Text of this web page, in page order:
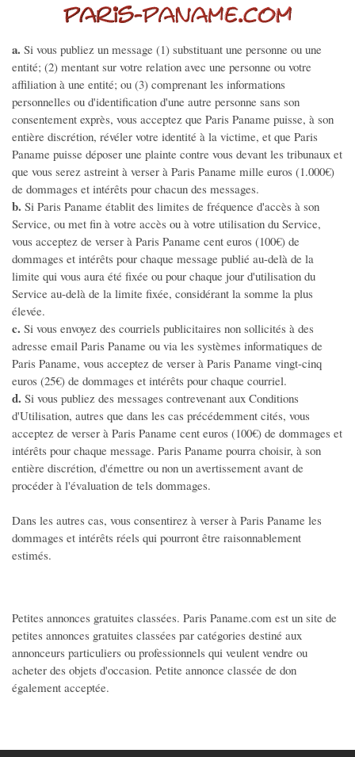
a. Si vous publiez un message (1) substituant une personne ou une
entité; (2) mentant sur votre relation avec une personne ou votre
affiliation à une entité; ou (3) comprenant les informations
personnelles ou d'identification d'une autre personne sans son
consentement exprès, vous acceptez que Paris Paname puisse, à son
entière discrétion, révéler votre identité à la victime, et que Paris
Paname puisse déposer une plainte contre vous devant les tribunaux et
que vous serez astreint à verser à Paris Paname mille euros (1.000€)
de dommages et intérêts pour chacun des messages.
b. Si Paris Paname établit des limites de fréquence d'accès à son
Service, ou met fin à votre accès ou à votre utilisation du Service,
vous acceptez de verser à Paris Paname cent euros (100€) de
dommages et intérêts pour chaque message publié au-delà de la
limite qui vous aura été fixée ou pour chaque jour d'utilisation du
Service au-delà de la limite fixée, considérant la somme la plus
élevée.
c. Si vous envoyez des courriels publicitaires non sollicités à des
adresse email Paris Paname ou via les systèmes informatiques de
Paris Paname, vous acceptez de verser à Paris Paname vingt-cinq
euros (25€) de dommages et intérêts pour chaque courriel.
d. Si vous publiez des messages contrevenant aux Conditions
d'Utilisation, autres que dans les cas précédemment cités, vous
acceptez de verser à Paris Paname cent euros (100€) de dommages et
intérêts pour chaque message. Paris Paname pourra choisir, à son
entière discrétion, d'émettre ou non un avertissement avant de
procéder à l'évaluation de tels dommages.
Dans les autres cas, vous consentirez à verser à Paris Paname les
dommages et intérêts réels qui pourront être raisonnablement
estimés.
Petites annonces gratuites classées. Paris Paname.com est un site de
petites annonces gratuites classées par catégories destiné aux
annonceurs particuliers ou professionnels qui veulent vendre ou
acheter des objets d'occasion. Petite annonce classée de don
également acceptée.